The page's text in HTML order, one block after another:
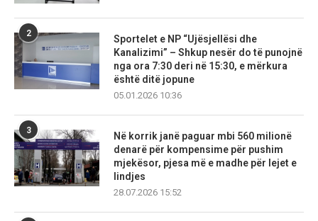
2
Sportelet e NP “Ujësjellësi dhe
Kanalizimi” – Shkup nesër do të punojnë
nga ora 7:30 deri në 15:30, e mërkura
është ditë jopune
05.01.2026 10:36
3
Në korrik janë paguar mbi 560 milionë
denarë për kompensime për pushim
mjekësor, pjesa më e madhe për lejet e
lindjes
28.07.2026 15:52